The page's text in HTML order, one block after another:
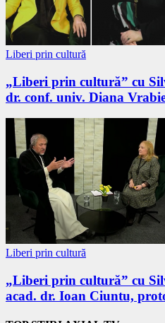
Liberi prin cultură
„Liberi prin cultură” cu
dr. conf. univ. Diana
Liberi prin cultură
„Liberi prin cultură” cu
acad. dr. Ioan Ciuntu,